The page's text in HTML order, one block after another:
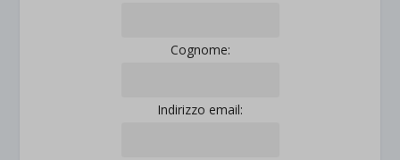
Cognome:
Indirizzo email: